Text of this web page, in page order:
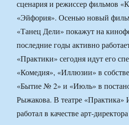
сценария и режиссер фильмов
«Эйфория». Осенью новый
«Танец Дели» покажут на
последние годы активно
«Практики» сегодня идут его
«Комедия», «Иллюзии» в
«Бытие № 2» и «Июль» в
Рыжакова. В театре
работал в качестве арт-